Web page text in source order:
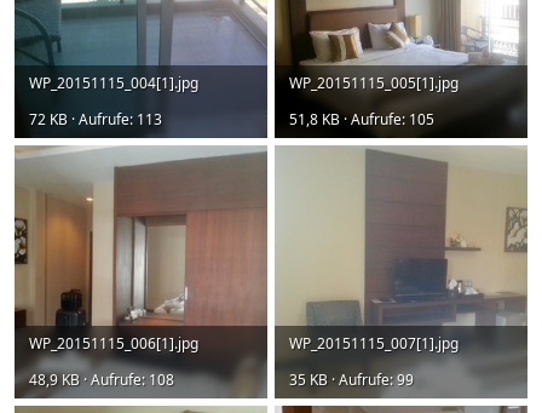
WP_20151115_004[1].jpg
72 KB · Aufrufe: 113
WP_20151115_005[1].jpg
51,8 KB · Aufrufe: 105
WP_20151115_006[1].jpg
48,9 KB · Aufrufe: 108
WP_20151115_007[1].jpg
35 KB · Aufrufe: 99